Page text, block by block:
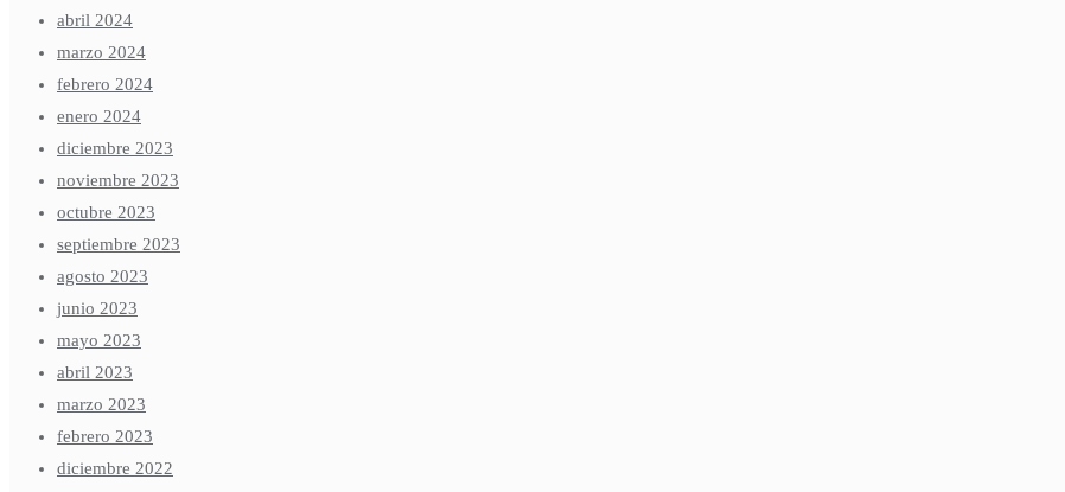
abril 2024
marzo 2024
febrero 2024
enero 2024
diciembre 2023
noviembre 2023
octubre 2023
septiembre 2023
agosto 2023
junio 2023
mayo 2023
abril 2023
marzo 2023
febrero 2023
diciembre 2022